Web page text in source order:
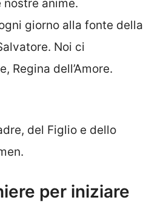
anime.
giorno alla fonte della
Noi ci
Regina dell’Amore.
del Figlio e dello
per iniziare